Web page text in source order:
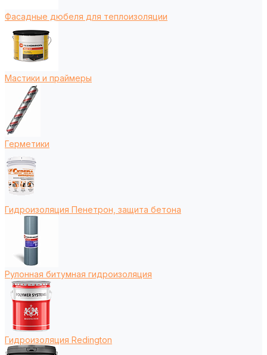
Фасадные дюбеля для теплоизоляции
Мастики и праймеры
Герметики
Гидроизоляция Пенетрон, защита бетона
Рулонная битумная гидроизоляция
Гидроизоляция Redington